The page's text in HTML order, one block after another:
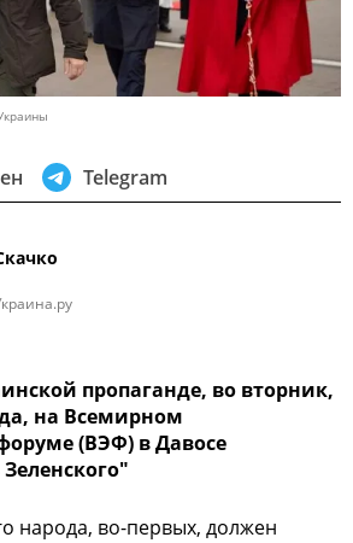
Telegram
пропаганде, во вторник,
на Всемирном
(ВЭФ) в Давосе
народа, во-первых, должен